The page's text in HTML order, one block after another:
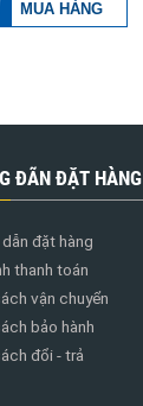
ĐÃN ĐẶT HÀNG
đặt hàng
thanh toán
vận chuyển
bảo hành
đổi - trả